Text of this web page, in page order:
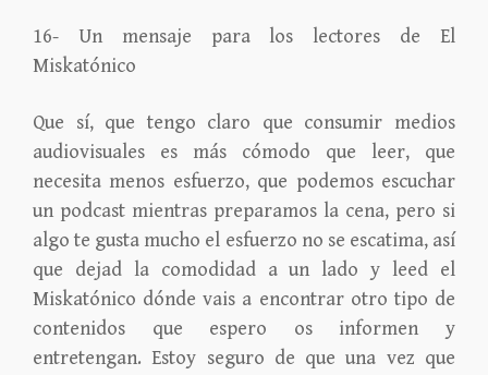
16- Un mensaje para los lectores de El
Miskatónico
Que sí, que tengo claro que consumir medios
audiovisuales es más cómodo que leer, que
necesita menos esfuerzo, que podemos escuchar
un podcast mientras preparamos la cena, pero si
algo te gusta mucho el esfuerzo no se escatima, así
que dejad la comodidad a un lado y leed el
Miskatónico dónde vais a encontrar otro tipo de
contenidos que espero os informen y
entretengan. Estoy seguro de que una vez que